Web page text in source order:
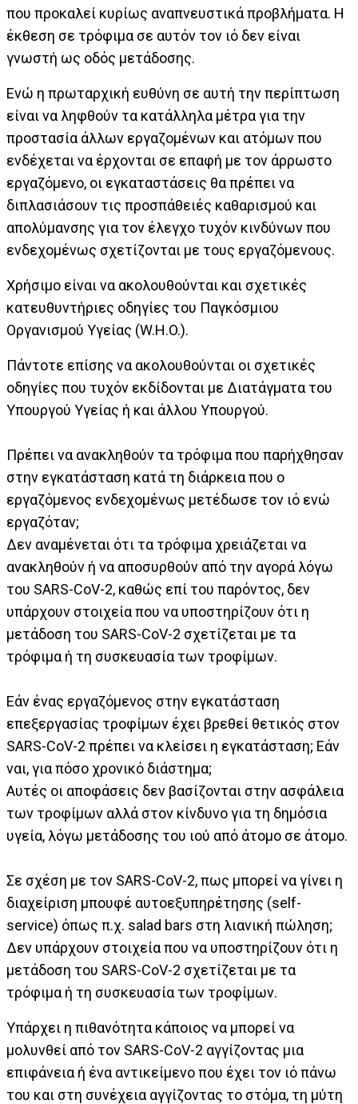
που προκαλεί κυρίως αναπνευστικά προβλήματα. Η
έκθεση σε τρόφιμα σε αυτόν τον ιό δεν είναι
γνωστή ως οδός μετάδοσης.
Ενώ η πρωταρχική ευθύνη σε αυτή την περίπτωση
είναι να ληφθούν τα κατάλληλα μέτρα για την
προστασία άλλων εργαζομένων και ατόμων που
ενδέχεται να έρχονται σε επαφή με τον άρρωστο
εργαζόμενο, οι εγκαταστάσεις θα πρέπει να
διπλασιάσουν τις προσπάθειές καθαρισμού και
απολύμανσης για τον έλεγχο τυχόν κινδύνων που
ενδεχομένως σχετίζονται με τους εργαζόμενους.
Χρήσιμο είναι να ακολουθούνται και σχετικές
κατευθυντήριες οδηγίες του Παγκόσμιου
Οργανισμού Υγείας (W.H.O.).
Πάντοτε επίσης να ακολουθούνται οι σχετικές
οδηγίες που τυχόν εκδίδονται με Διατάγματα του
Υπουργού Υγείας ή και άλλου Υπουργού.
Πρέπει να ανακληθούν τα τρόφιμα που παρήχθησαν
στην εγκατάσταση κατά τη διάρκεια που ο
εργαζόμενος ενδεχομένως μετέδωσε τον ιό ενώ
εργαζόταν;
Δεν αναμένεται ότι τα τρόφιμα χρειάζεται να
ανακληθούν ή να αποσυρθούν από την αγορά λόγω
του SARS-CoV-2, καθώς επί του παρόντος, δεν
υπάρχουν στοιχεία που να υποστηρίζουν ότι η
μετάδοση του SARS-CoV-2 σχετίζεται με τα
τρόφιμα ή τη συσκευασία των τροφίμων.
Εάν ένας εργαζόμενος στην εγκατάσταση
επεξεργασίας τροφίμων έχει βρεθεί θετικός στον
SARS-CoV-2 πρέπει να κλείσει η εγκατάσταση; Εάν
ναι, για πόσο χρονικό διάστημα;
Αυτές οι αποφάσεις δεν βασίζονται στην ασφάλεια
των τροφίμων αλλά στον κίνδυνο για τη δημόσια
υγεία, λόγω μετάδοσης του ιού από άτομο σε άτομο.
Σε σχέση με τον SARS-CoV-2, πως μπορεί να γίνει η
διαχείριση μπουφέ αυτοεξυπηρέτησης (self-
service) όπως π.χ. salad bars στη λιανική πώληση;
Δεν υπάρχουν στοιχεία που να υποστηρίζουν ότι η
μετάδοση του SARS-CoV-2 σχετίζεται με τα
τρόφιμα ή τη συσκευασία των τροφίμων.
Υπάρχει η πιθανότητα κάποιος να μπορεί να
μολυνθεί από τον SARS-CoV-2 αγγίζοντας μια
επιφάνεια ή ένα αντικείμενο που έχει τον ιό πάνω
του και στη συνέχεια αγγίζοντας το στόμα, τη μύτη